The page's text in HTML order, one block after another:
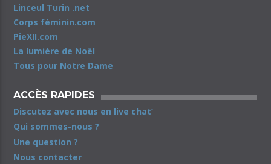
Linceul Turin .net
Corps féminin.com
PieXII.com
La lumière de Noël
Tous pour Notre Dame
ACCÈS RAPIDES
Discutez avec nous en live chat’
Qui sommes-nous ?
Une question ?
Nous contacter